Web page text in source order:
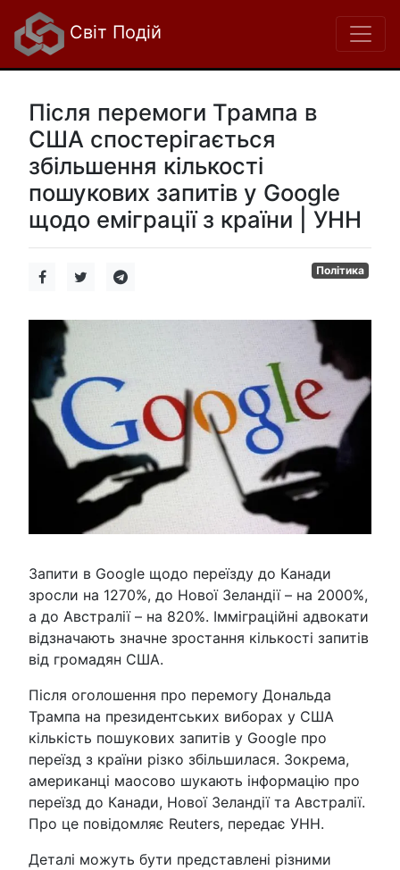
Світ Подій
Після перемоги Трампа в
США спостерігається
збільшення кількості
пошукових запитів у Google
щодо еміграції з країни | УНН
Політика
Запити в Google щодо переїзду до Канади
зросли на 1270%, до Нової Зеландії – на 2000%,
а до Австралії – на 820%. Імміграційні адвокати
відзначають значне зростання кількості запитів
від громадян США.
Після оголошення про перемогу Дональда
Трампа на президентських виборах у США
кількість пошукових запитів у Google про
переїзд з країни різко збільшилася. Зокрема,
американці маосово шукають інформацію про
переїзд до Канади, Нової Зеландії та Австралії.
Про це повідомляє Reuters, передає УНН.
Деталі можуть бути представлені різними